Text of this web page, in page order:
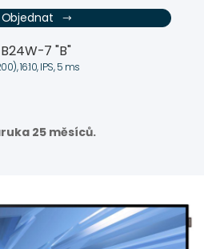
Objednat
7 "B"
16:10, IPS, 5 ms
25 měsíců.